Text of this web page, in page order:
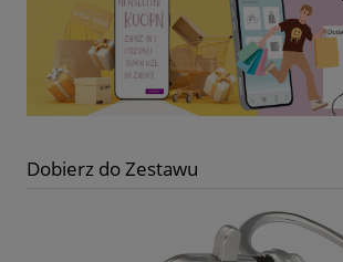
Dobierz do Zestawu